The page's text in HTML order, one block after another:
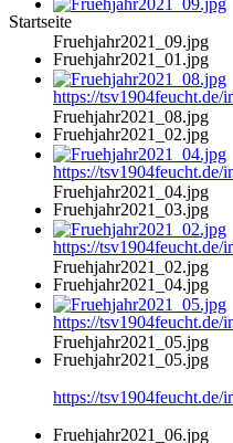
Fruehjahr2021_09.jpg
Fruehjahr2021_08.jpg
Fruehjahr2021_04.jpg
Fruehjahr2021_02.jpg
Fruehjahr2021_05.jpg
Startseite
Fruehjahr2021_01.jpg
https://tsv1904feucht.de/
Fruehjahr2021_02.jpg
https://tsv1904feucht.de/
Fruehjahr2021_03.jpg
https://tsv1904feucht.de/
Fruehjahr2021_04.jpg
https://tsv1904feucht.de/
Fruehjahr2021_05.jpg
https://tsv1904feucht.de/
Fruehjahr2021_06.jpg